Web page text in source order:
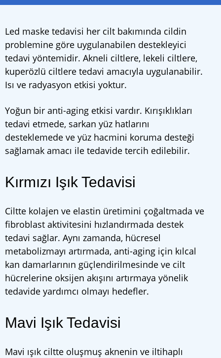
Led maske tedavisi her cilt bakımında cildin
problemine göre uygulanabilen destekleyici
tedavi yöntemidir. Akneli ciltlere, lekeli ciltlere,
kuperözlü ciltlere tedavi amacıyla uygulanabilir.
Isı ve radyasyon etkisi yoktur.
Yoğun bir anti-aging etkisi vardır. Kırışıklıkları
tedavi etmede, sarkan yüz hatlarını
desteklemede ve yüz hacmini koruma desteği
sağlamak amacı ile tedavide tercih edilebilir.
Kırmızı Işık Tedavisi
Ciltte kolajen ve elastin üretimini çoğaltmada ve
fibroblast aktivitesini hızlandırmada destek
tedavi sağlar. Aynı zamanda, hücresel
metabolizmayı artırmada, anti-aging için kılcal
kan damarlarının güçlendirilmesinde ve cilt
hücrelerine oksijen akışını artırmaya yönelik
tedavide yardımcı olmayı hedefler.
Mavi Işık Tedavisi
Mavi ışık ciltte oluşmuş aknenin ve iltihaplı